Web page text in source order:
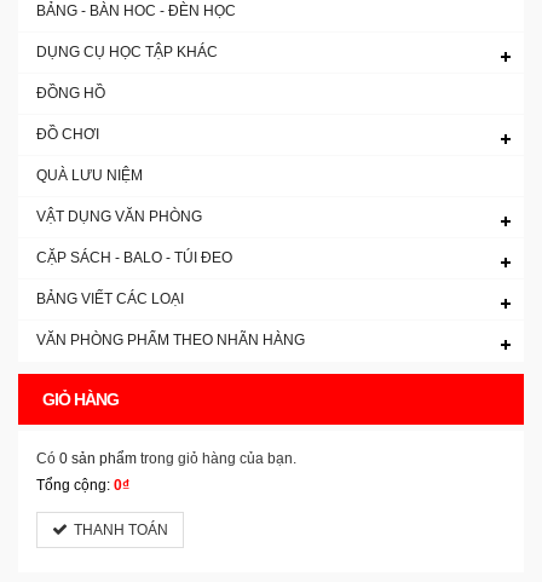
BẢNG - BÀN HOC - ĐÈN HỌC
DỤNG CỤ HỌC TẬP KHÁC
ĐỒNG HỒ
ĐỒ CHƠI
QUÀ LƯU NIỆM
VẬT DỤNG VĂN PHÒNG
CẶP SÁCH - BALO - TÚI ĐEO
BẢNG VIẾT CÁC LOẠI
VĂN PHÒNG PHẨM THEO NHÃN HÀNG
GIỎ HÀNG
Có 0 sản phẩm trong giỏ hàng của bạn.
Tổng cộng: 0₫
THANH TOÁN